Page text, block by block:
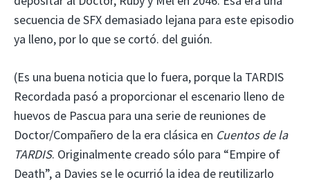
secuencia de SFX demasiado lejana para este episodio
ya lleno, por lo que se cortó. del guión.
(Es una buena noticia que lo fuera, porque la TARDIS
Recordada pasó a proporcionar el escenario lleno de
huevos de Pascua para una serie de reuniones de
Doctor/Compañero de la era clásica en Cuentos de la
TARDIS. Originalmente creado sólo para “Empire of
Death”, a Davies se le ocurrió la idea de reutilizarlo